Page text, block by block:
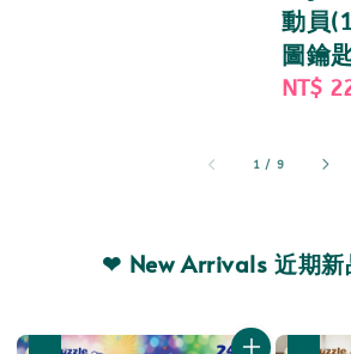
動員
圖鑰
Sale
NT$
1 / 9
❤ New Arrivals 近期新